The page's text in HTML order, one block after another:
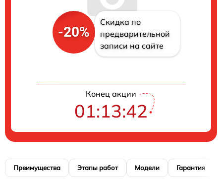
-20%
Скидка по
предварительной
записи на сайте
Конец акции
01:13:41
Преимущества Этапы работ Модели Гарантия